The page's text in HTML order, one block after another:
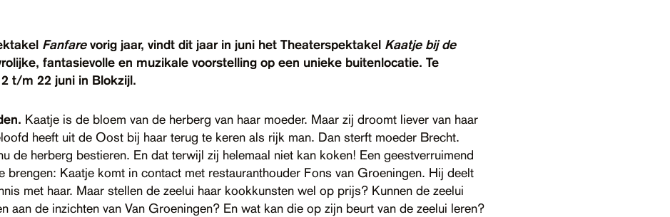
Fanfarevorig jaar, vindt dit jaar in juni het Theaterspektakel Kaatje bij de
fantasievolle en muzikale voorstelling op een unieke buitenlocatie. Te
t/m 22 juni in Blokzijl.
Kaatje is de bloem van de herberg van haar moeder. Maar zij droomt liever van haar
heeft uit de Oost bij haar terug te keren als rijk man. Dan sterft moeder Brecht.
de herberg bestieren. En dat terwijl zij helemaal niet kan koken! Een geestverruimend
brengen: Kaatje komt in contact met restauranthouder Fons van Groeningen. Hij deelt
met haar. Maar stellen de zeelui haar kookkunsten wel op prijs? Kunnen de zeelui
aan de inzichten van Van Groeningen? En wat kan die op zijn beurt van de zeelui leren?